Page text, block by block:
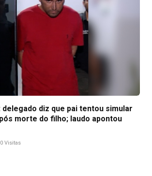
delegado diz que pai tentou simular
morte do filho; laudo apontou
0 Visitas